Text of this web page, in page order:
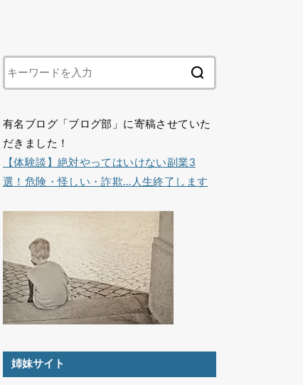
有名ブログ「ブログ部」に寄稿させていた
だきました！
【体験談】絶対やってはいけない副業3
選！危険・怪しい・詐欺…人生終了します
姉妹サイト